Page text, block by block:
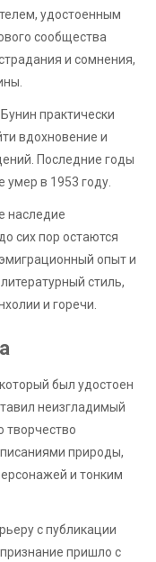
удостоенным
сообщества
и сомнения,
практически
вдохновение и
Последние годы
в 1953 году.
наследие
сих пор остаются
опыт и
стиль,
и горечи.
был удостоен
неизгладимый
творчество
природы,
и тонким
с публикации
пришло с